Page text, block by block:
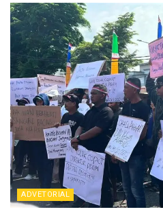
ADVETORIAL